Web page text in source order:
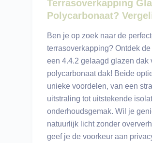
Terrasoverkapping
Polycarbonaat?
Ben je op zoek naar de
terrasoverkapping? Ontdek
een 4.4.2 gelaagd glazen dak
polycarbonaat dak! Beide
unieke voordelen, van een
uitstraling tot uitstekende
onderhoudsgemak. Wil je
natuurlijk licht zonder
geef je de voorkeur aan